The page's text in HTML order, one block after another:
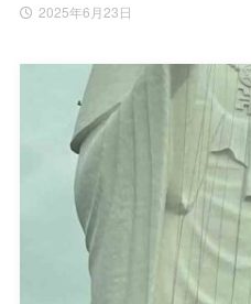
2025年6月23日